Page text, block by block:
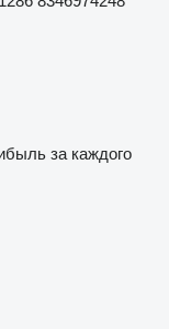
за каждого